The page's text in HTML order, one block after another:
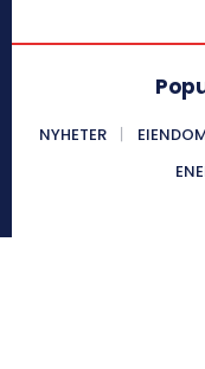
NYHETER